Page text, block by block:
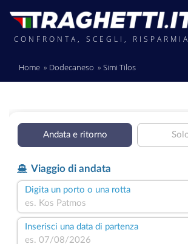
CONFRONTA, SCEGLI, RISPARMIA
Home Dodecaneso Simi Tilos